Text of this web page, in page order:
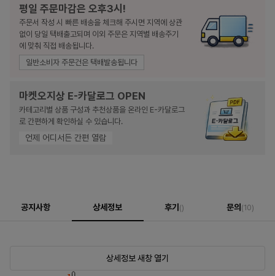
평일 주문마감은 오후3시!
주문서 작성 시 빠른 배송을 체크해 주시면 지역에 상관
없이 당일 택배출고되며 이외 주문은 지역별 배송주기
에 맞춰 직접 배송됩니다.
일반소비자 주문건은 택배발송됩니다
마켓오지상 E-카달로그 OPEN
카테고리별 상품 구성과 추천상품을 온라인 E-카달로그
로 간편하게 확인하실 수 있습니다.
언제 어디서든 간편 열람
공지사항 상세정보 후기 () 문의 (10)
상세정보 새창 열기